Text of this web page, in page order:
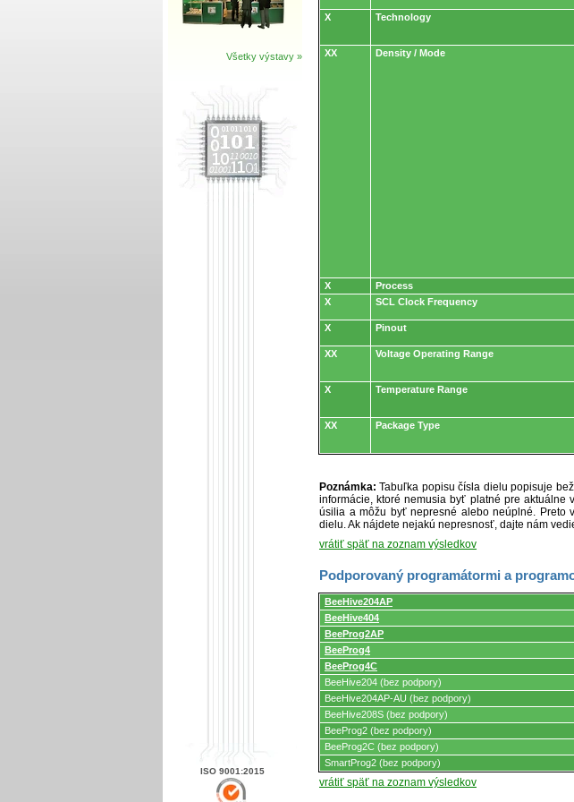
Všetky výstavy »
ISO 9001:2015
X
Technology
XX
Density / Mode
X
Process
X
SCL Clock Frequency
X
Pinout
XX
Voltage Operating Range
X
Temperature Range
XX
Package Type
Poznámka: Tabuľka popisu čísla dielu popisuje
informácie, ktoré nemusia byť platné pre aktuálne
úsilia a môžu byť nepresné alebo neúplné. Preto
dielu. Ak nájdete nejakú nepresnosť, dajte nám
vrátiť späť na zoznam výsledkov
Podporovaný programátormi a
Podporovaný
programátormi
programovacími
adaptérmi/modulmi.
BeeHive204AP
BeeHive404
BeeProg2AP
BeeProg4
BeeProg4C
BeeHive204 (bez podpory)
BeeHive204AP-AU (bez podpory)
BeeHive208S (bez podpory)
BeeProg2 (bez podpory)
BeeProg2C (bez podpory)
SmartProg2 (bez podpory)
vrátiť späť na zoznam výsledkov